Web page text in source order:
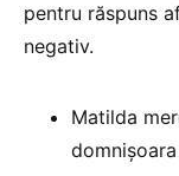
pentru răspuns
negativ.
Matilda